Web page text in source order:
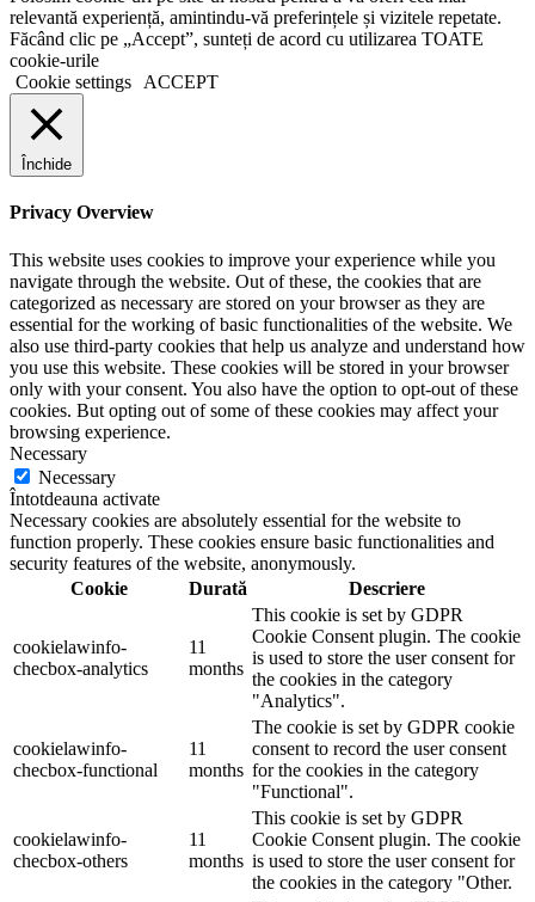
relevantă experiență, amintindu-vă preferințele și vizitele repetate.
Făcând clic pe „Accept”, sunteți de acord cu utilizarea TOATE
cookie-urile
Cookie settings
ACCEPT
Închide
Privacy Overview
This website uses cookies to improve your experience while you
navigate through the website. Out of these, the cookies that are
categorized as necessary are stored on your browser as they are
essential for the working of basic functionalities of the website. We
also use third-party cookies that help us analyze and understand how
you use this website. These cookies will be stored in your browser
only with your consent. You also have the option to opt-out of these
cookies. But opting out of some of these cookies may affect your
browsing experience.
Necessary
Necessary
Întotdeauna activate
Necessary cookies are absolutely essential for the website to
function properly. These cookies ensure basic functionalities and
security features of the website, anonymously.
Cookie
Durată Descriere
cookielawinfo-
checbox-analytics
11
months
This cookie is set by GDPR
Cookie Consent plugin. The cookie
is used to store the user consent for
the cookies in the category
"Analytics".
cookielawinfo-
checbox-functional
11
months
The cookie is set by GDPR cookie
consent to record the user consent
for the cookies in the category
"Functional".
cookielawinfo-
checbox-others
11
months
This cookie is set by GDPR
Cookie Consent plugin. The cookie
is used to store the user consent for
the cookies in the category "Other.